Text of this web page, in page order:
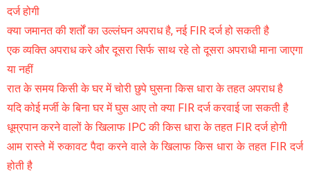
दर्ज होगी
क्या जमानत की शर्तों का उल्लंघन अपराध है, नई FIR दर्ज हो सकती है
एक व्यक्ति अपराध करे और दूसरा सिर्फ साथ रहे तो दूसरा अपराधी माना जाएगा
या नहीं
रात के समय किसी के घर में चोरी छुपे घुसना किस धारा के तहत अपराध है
यदि कोई मर्जी के बिना घर में घुस आए तो क्या FIR दर्ज करवाई जा सकती है
धूम्रपान करने वालों के खिलाफ IPC की किस धारा के तहत FIR दर्ज होगी
आम रास्ते में रुकावट पैदा करने वाले के खिलाफ किस धारा के तहत FIR दर्ज
होती है